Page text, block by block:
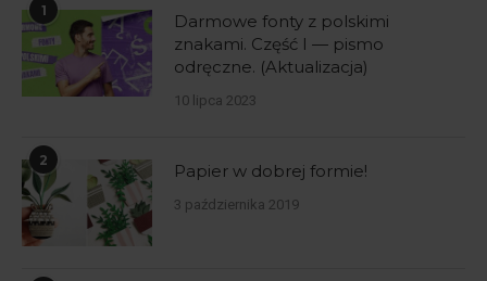
1
Darmowe fonty z polskimi
znakami. Część I — pismo
odręczne. (Aktualizacja)
10 lipca 2023
2
Papier w dobrej formie!
3 października 2019